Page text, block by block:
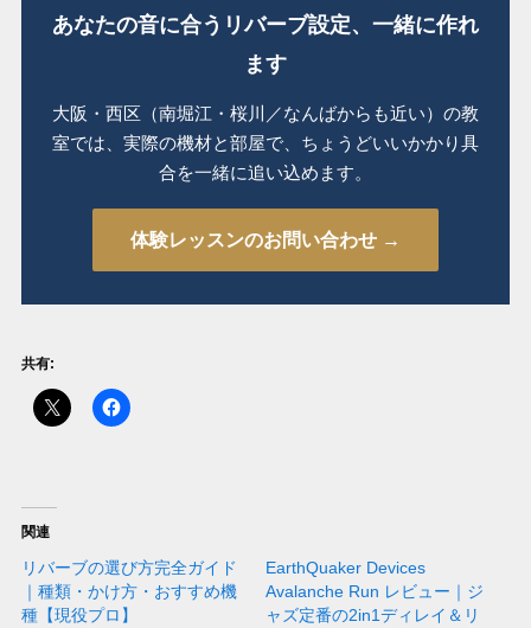
あなたの音に合うリバーブ設定、一緒に作れ
ます
大阪・西区（南堀江・桜川／なんばからも近い）の教
室では、実際の機材と部屋で、ちょうどいいかかり具
合を一緒に追い込めます。
体験レッスンのお問い合わせ →
共有:
関連
リバーブの選び方完全ガイド
｜種類・かけ方・おすすめ機
種【現役プロ】
EarthQuaker Devices
Avalanche Run レビュー｜ジ
ャズ定番の2in1ディレイ＆リ